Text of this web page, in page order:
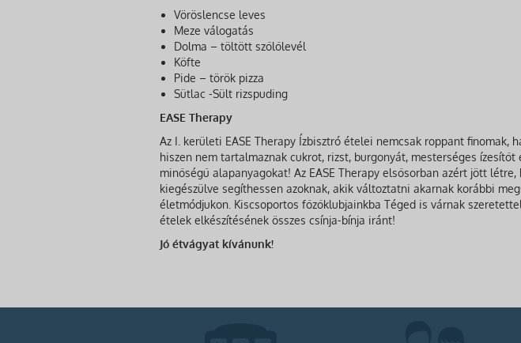
Vöröslencse leves
Meze válogatás
Dolma – töltött szőlőlevél
Köfte
Pide – török pizza
Sütlac -Sült rizspuding
EASE Therapy
Az I. kerületi EASE Therapy Ízbisztró ételei nemcsak roppant finomak,
hiszen nem tartalmaznak cukrot, rizst, burgonyát, mesterséges ízesítőt
minőségű alapanyagokat! Az EASE Therapy elsősorban azért jött
kiegészülve segíthessen azoknak, akik változtatni akarnak korábbi
életmódjukon. Kiscsoportos főzőklubjainkba Téged is várnak
ételek elkészítésének összes csínja-bínja iránt!
Jó étvágyat kívánunk!